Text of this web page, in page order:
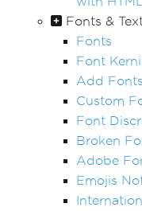
Fonts &
Fonts
Font
Add
Custom
Font
Broken
Adobe
Emojis